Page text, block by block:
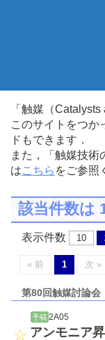
「触媒（
このサイトをつか
ドもできます．
また，「触媒技
はこちら をご参照
該当件数は
表示件数 10
« 前 1 次 »
第80回触媒討論会
予稿 2A05
アンモニア